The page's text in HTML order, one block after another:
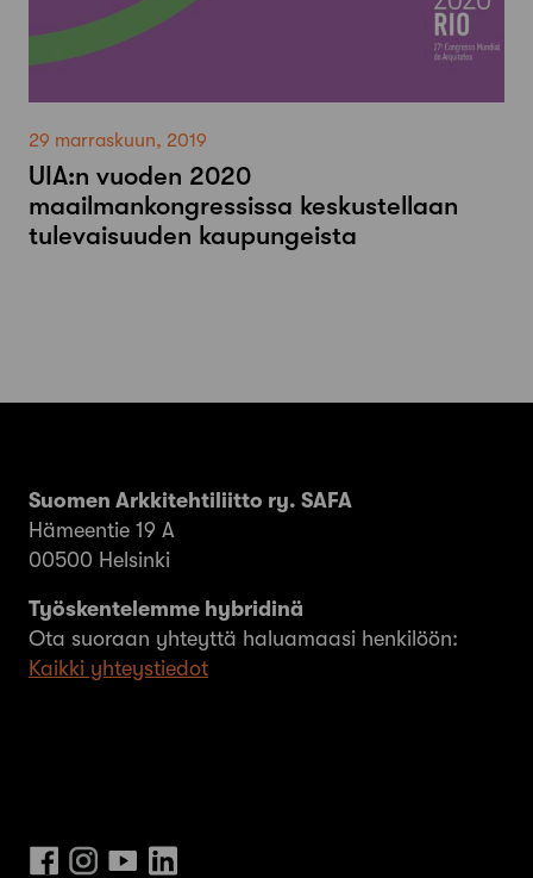
29 marraskuun, 2019
UIA:n vuoden 2020
maailmankongressissa keskustellaan
tulevaisuuden kaupungeista
Suomen Arkkitehtiliitto ry. SAFA
Hämeentie 19 A
00500 Helsinki
Työskentelemme hybridinä
Ota suoraan yhteyttä haluamaasi henkilöön:
Kaikki yhteystiedot